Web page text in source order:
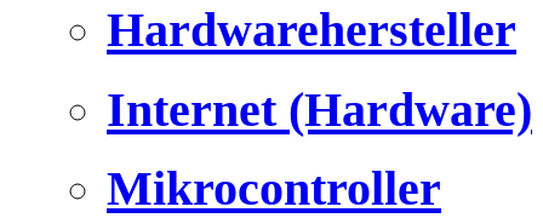
Hardwarehersteller
Internet (Hardware)
Mikrocontroller